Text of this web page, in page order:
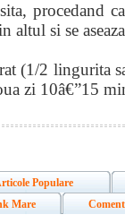
procedand
altul si se
(1/2 lingurita
zi 10â€”15
Populare
Mare